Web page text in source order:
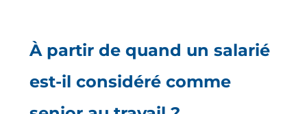
À partir de quand un salarié
est-il considéré comme